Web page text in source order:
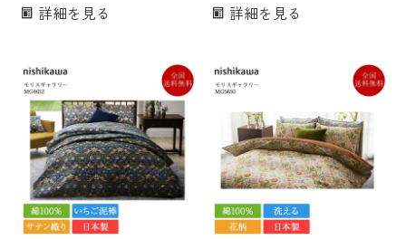
テン 高級 寝具 洗える 綿100
詳細を見る
麻100％ フレンチリネン
ホワイト ネイビー 白 洗える
寝具 高級寝具
詳細を見る